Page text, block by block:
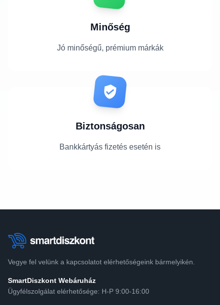
Minőség
Jó minőségű, prémium márkák
Biztonságosan
Bankkártyás fizetés esetén is
Vegye fel velünk a kapcsolatot elérhetőségeink bármelyikén.
SmartDiszkont Webáruház
Ügyfélszolgálat elérhetősége: H-P 9:00-16:00